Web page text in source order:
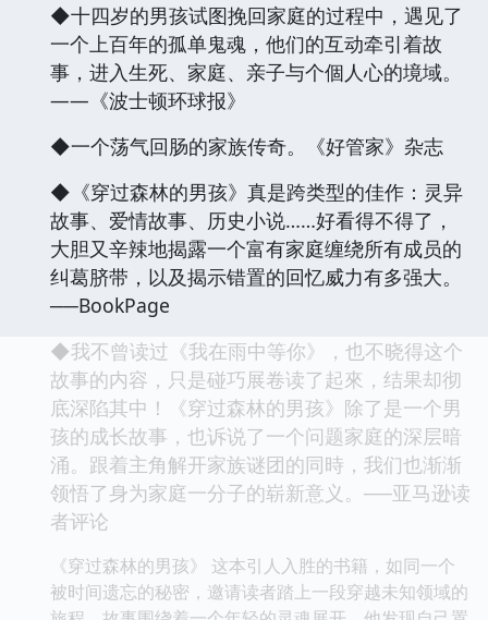
◆十四岁的男孩试图挽回家庭的过程中，遇见了
一个上百年的孤单鬼魂，他们的互动牵引着故
事，进入生死、家庭、亲子与个個人心的境域。
——《波士顿环球报》
◆一个荡气回肠的家族传奇。《好管家》杂志
◆《穿过森林的男孩》真是跨类型的佳作：灵异
故事、爱情故事、历史小说……好看得不得了，
大胆又辛辣地揭露一个富有家庭缠绕所有成员的
纠葛脐带，以及揭示错置的回忆威力有多强大。
──BookPage
◆我不曾读过《我在雨中等你》，也不晓得这个
故事的内容，只是碰巧展卷读了起來，结果却彻
底深陷其中！《穿过森林的男孩》除了是一个男
孩的成长故事，也诉说了一个问题家庭的深层暗
涌。跟着主角解开家族谜团的同時，我们也渐渐
领悟了身为家庭一分子的崭新意义。──亚马逊读
者评论
《穿过森林的男孩》 这本引人入胜的书籍，如同一个
被时间遗忘的秘密，邀请读者踏上一段穿越未知领域的